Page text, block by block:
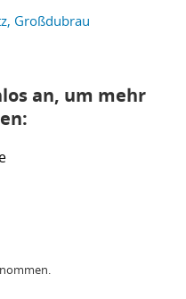
Großdubrau
an, um mehr